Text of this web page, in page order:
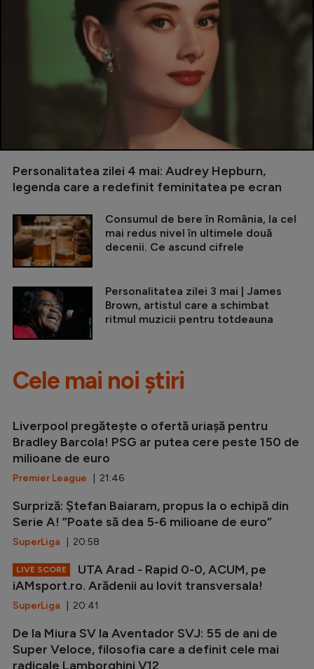
Personalitatea zilei 4 mai: Audrey Hepburn,
legenda care a redefinit feminitatea pe ecran
Consumul de bere în România, la cel
mai redus nivel în ultimele două
decenii. Ce ascund cifrele
Personalitatea zilei 3 mai | James
Brown, artistul care a schimbat
ritmul muzicii pentru totdeauna
Cele mai noi știri
Liverpool pregătește o ofertă uriașă pentru
Bradley Barcola! PSG ar putea cere peste 150 de
milioane de euro
Premier League | 21:46
Surpriză: Ștefan Baiaram, propus la o echipă din
Serie A! ”Poate să dea 5-6 milioane de euro”
SuperLiga | 20:58
LIVE SCORE
UTA Arad - Rapid 0-0, ACUM, pe
iAMsport.ro. Arădenii au lovit transversala!
SuperLiga | 20:41
De la Miura SV la Aventador SVJ: 55 de ani de
Super Veloce, filosofia care a definit cele mai
radicale Lamborghini V12